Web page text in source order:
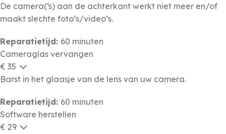
De camera(‘s) aan de achterkant werkt niet meer en/of
maakt slechte foto’s/video’s.
Reparatietijd: 60 minuten
Cameraglas vervangen
€ 35
Barst in het glaasje van de lens van uw camera.
Reparatietijd: 60 minuten
Software herstellen
€ 29